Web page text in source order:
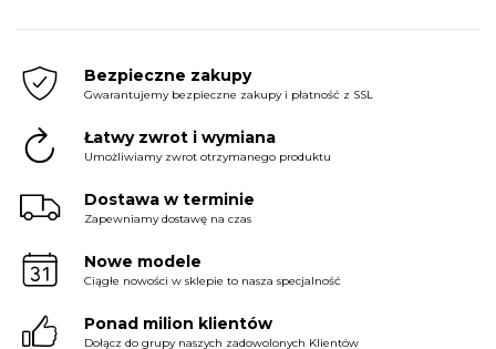
Bezpieczne zakupy
Gwarantujemy bezpieczne zakupy i płatność z SSL
Łatwy zwrot i wymiana
Umożliwiamy zwrot otrzymanego produktu
Dostawa w terminie
Zapewniamy dostawę na czas
Nowe modele
Ciągłe nowości w sklepie to nasza specjalność
Ponad milion klientów
Dołącz do grupy naszych zadowolonych Klientów